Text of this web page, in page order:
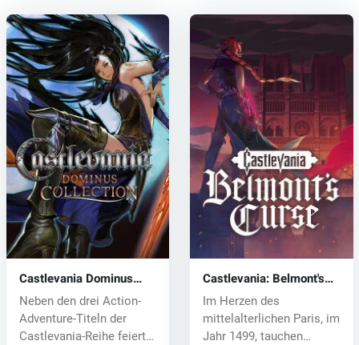
Castlevania Dominus
Collection (PC) key
Neben den drei Action-
Adventure-Titeln der
Castlevania-Reihe feiert
Castlevania: Belmont's
Curse (PC) key
Im Herzen des
mittelalterlichen Paris, im
Jahr 1499, tauchen